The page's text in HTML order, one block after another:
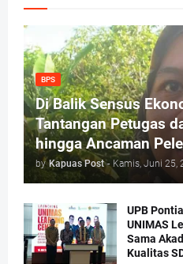
BPS
Di Balik Sensus
Tantangan Petugas
hingga Ancaman
by Kapuas Post - Kamis, Juni 25,
UPB
UNIMAS
Sama
Kualitas